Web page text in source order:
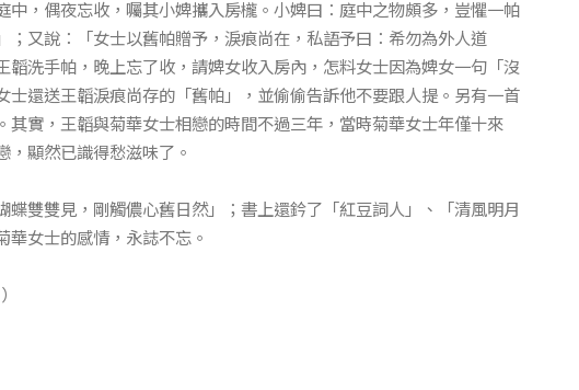
，偶夜忘收，囑其小婢攜入房櫳。小婢曰：庭中之物頗多，豈懼一帕
又說：「女士以舊帕贈予，淚痕尚在，私語予曰：希勿為外人道
洗手帕，晚上忘了收，請婢女收入房內，怎料女士因為婢女一句「沒
還送王韜淚痕尚存的「舊帕」，並偷偷告訴他不要跟人提。另有一首
實，王韜與菊華女士相戀的時間不過三年，當時菊華女士年僅十來
顯然已識得愁滋味了。
雙雙見，剛觸儂心舊日然」；書上還鈐了「紅豆詞人」、「清風明月
女士的感情，永誌不忘。